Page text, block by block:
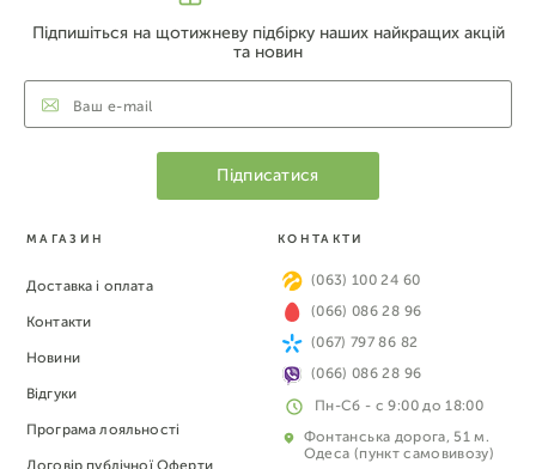
Підпишіться на щотижневу підбірку наших найкращих акцій
та новин
МАГАЗИН
Доставка і оплата
Контакти
Новини
Відгуки
Програма лояльності
КОНТАКТИ
(063) 100 24 60
(066) 086 28 96
(067) 797 86 82
(066) 086 28 96
Пн-Сб - с 9:00 до 18:00
Фонтанська дорога, 51 м.
Одеса (пункт самовивозу)